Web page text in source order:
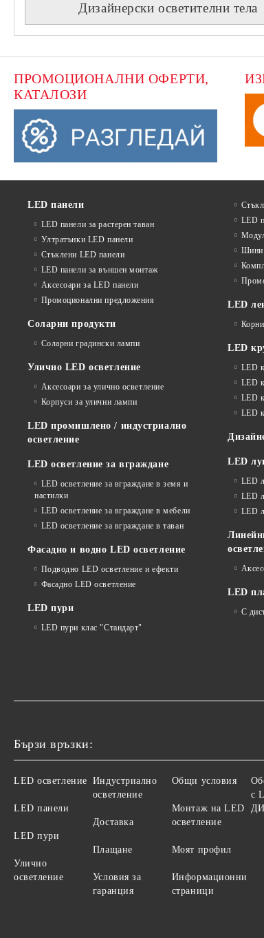
Дизайнерски осветителни тела
ПРОМОЦИОНАЛНИ ОФЕРТИ,
КАТАЛОЗИ
LED панели
LED панели за растерен таван
Ултратънки LED панели
Стъклени LED панели
LED панели за външен монтаж
Аксесоари за LED панели
Промоционални предложения
Соларни продукти
Соларни градински лампи
Улично LED осветление
Аксесоари за улично осветление
Корпуси за улични лампи
LED промишлено / индустриално
осветление
LED осветление за вграждане
LED осветление за вграждане в земя и
настилки
LED осветление за вграждане в мебели
LED осветление за вграждане в таван
Фасадно и водно LED осветление
Подводно LED осветление и ефекти
Фасадно LED осветление
LED пури
LED пури клас "Стандарт"
LED
Шини
LED
LED
LED
LED
LED
LED
LED
LED
LED
LED
LED
С
Бързи връзки:
LED осветление
LED панели
LED пури
Улично
осветление
Индустриално
осветление
Доставка
Плащане
Условия за
гаранция
Общи условия
Монтаж на LED
осветление
Моят профил
Информационни
страници
с